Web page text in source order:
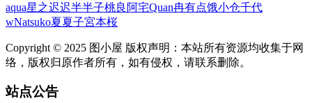
aqua星之迟迟半半子桃良阿宅Quan冉有点饿小仓千代
wNatsuko夏夏子宮本桜
Copyright © 2025 图小屋 版权声明：本站所有资源均收集于网
络，版权归原作者所有，如有侵权，请联系删除。
站点公告